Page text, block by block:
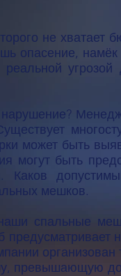
не хватает
опасение, намёк
угрозой
может быть
могут быть
Каков
мешков.
спальные
предусматривает
организован
превышающую